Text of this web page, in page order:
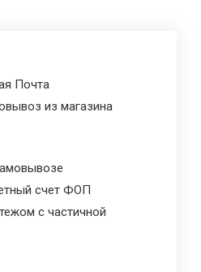
Почта
из магазина
счет ФОП
с частичной